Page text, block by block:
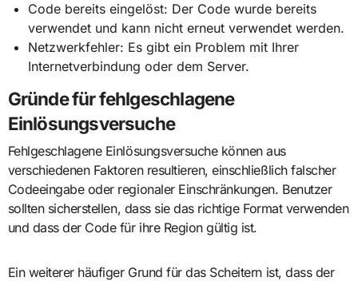
Code bereits eingelöst: Der Code wurde bereits
verwendet und kann nicht erneut verwendet werden.
Netzwerkfehler: Es gibt ein Problem mit Ihrer
Internetverbindung oder dem Server.
Gründe für fehlgeschlagene
Einlösungsversuche
Fehlgeschlagene Einlösungsversuche können aus
verschiedenen Faktoren resultieren, einschließlich falscher
Codeeingabe oder regionaler Einschränkungen. Benutzer
sollten sicherstellen, dass sie das richtige Format verwenden
und dass der Code für ihre Region gültig ist.
Ein weiterer häufiger Grund für das Scheitern ist, dass der